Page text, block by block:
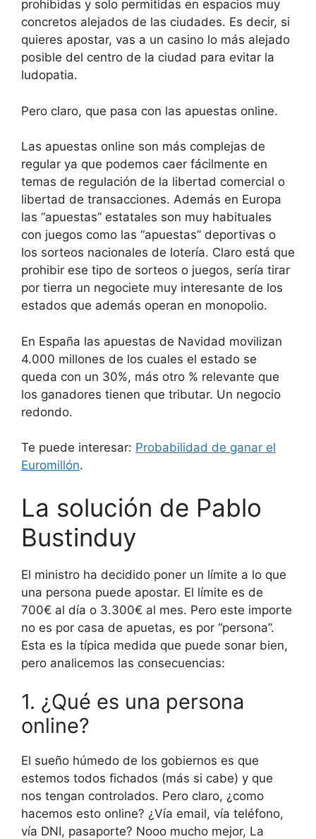
prohibidas y solo permitidas en espacios muy
concretos alejados de las ciudades. Es decir, si
quieres apostar, vas a un casino lo más alejado
posible del centro de la ciudad para evitar la
ludopatia.
Pero claro, que pasa con las apuestas online.
Las apuestas online son más complejas de
regular ya que podemos caer fácilmente en
temas de regulación de la libertad comercial o
libertad de transacciones. Además en Europa
las “apuestas” estatales son muy habituales
con juegos como las “apuestas” deportivas o
los sorteos nacionales de lotería. Claro está que
prohibir ese tipo de sorteos o juegos, sería tirar
por tierra un negociete muy interesante de los
estados que además operan en monopolio.
En España las apuestas de Navidad movilizan
4.000 millones de los cuales el estado se
queda con un 30%, más otro % relevante que
los ganadores tienen que tributar. Un negocio
redondo.
Te puede interesar: Probabilidad de ganar el
Euromillón.
La solución de Pablo
Bustinduy
El ministro ha decidido poner un límite a lo que
una persona puede apostar. El límite es de
700€ al día o 3.300€ al mes. Pero este importe
no es por casa de apuetas, es por “persona”.
Esta es la típica medida que puede sonar bien,
pero analicemos las consecuencias:
1. ¿Qué es una persona
online?
El sueño húmedo de los gobiernos es que
estemos todos fichados (más si cabe) y que
nos tengan controlados. Pero claro, ¿como
hacemos esto online? ¿Vía email, vía teléfono,
vía DNI, pasaporte? Nooo mucho mejor, La